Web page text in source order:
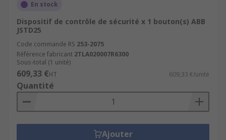
En stock
Dispositif de contrôle de sécurité x 1 bouton(s) ABB
JSTD25
Code commande RS 253-2075
Référence fabricant 2TLA020007R6300
Sous-total (1 unité)
609,33 €HT 609,33 €/unité
Quantité
Ajouter